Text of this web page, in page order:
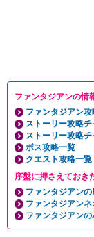
ファンタジアンの情
ファンタジアン攻
ストーリー攻略
ストーリー攻略
ボス攻略一覧
クエスト攻略一覧
序盤に押さえておき
ファンタジアン
ファンタジアン
ファンタジアン